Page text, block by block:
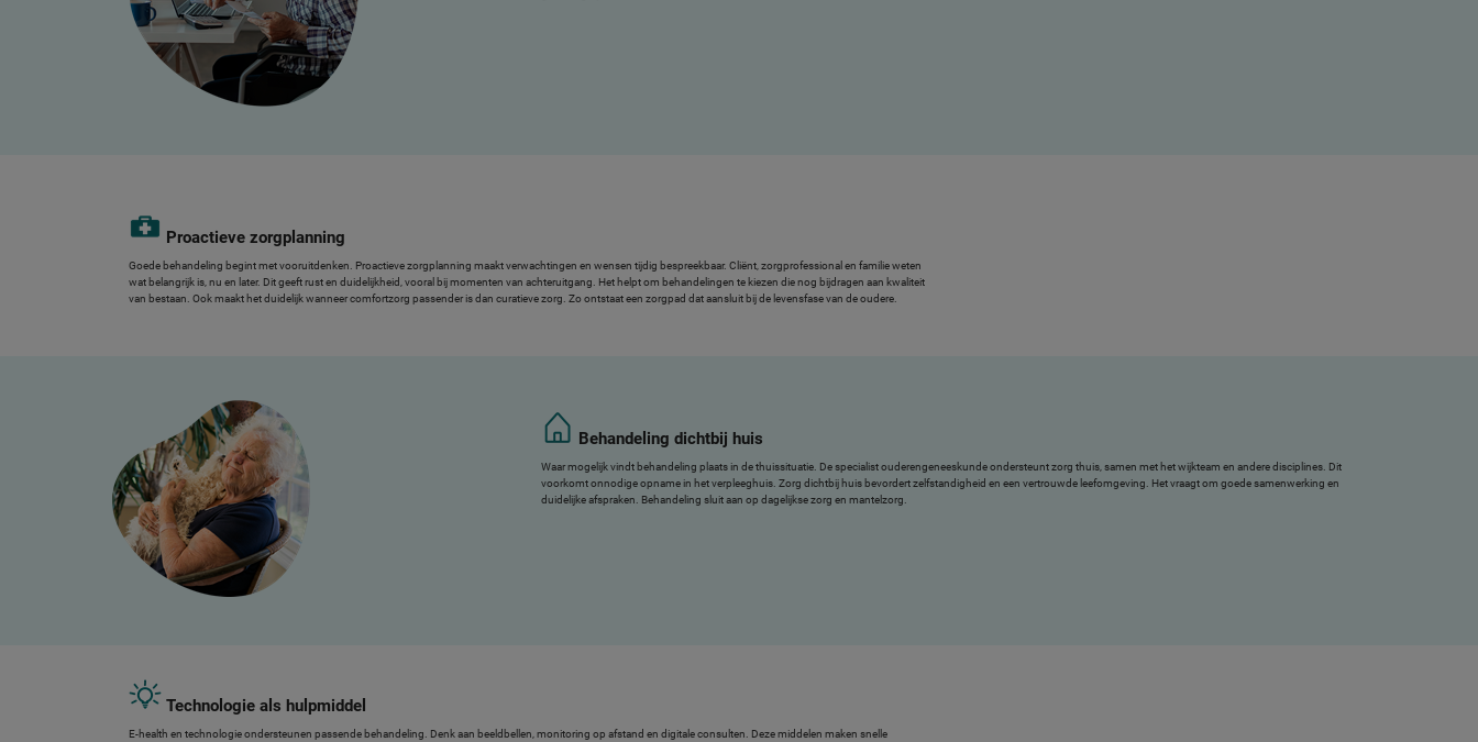
Proactieve zorgplanning
Goede behandeling begint met vooruitdenken. Proactieve zorgplanning maakt verwachtingen en wensen tijdig bespreekbaar. Cliënt, zorgprofessional en familie weten
wat belangrijk is, nu en later. Dit geeft rust en duidelijkheid, vooral bij momenten van achteruitgang. Het helpt om behandelingen te kiezen die nog bijdragen aan kwaliteit
van bestaan. Ook maakt het duidelijk wanneer comfortzorg passender is dan curatieve zorg. Zo ontstaat een zorgpad dat aansluit bij de levensfase van de oudere.
Behandeling dichtbij huis
Waar mogelijk vindt behandeling plaats in de thuissituatie. De specialist ouderengeneeskunde ondersteunt zorg thuis, samen met het wijkteam en andere disciplines. Dit
voorkomt onnodige opname in het verpleeghuis. Zorg dichtbij huis bevordert zelfstandigheid en een vertrouwde leefomgeving. Het vraagt om goede samenwerking en
duidelijke afspraken. Behandeling sluit aan op dagelijkse zorg en mantelzorg.
Technologie als hulpmiddel
E-health en technologie ondersteunen passende behandeling. Denk aan beeldbellen, monitoring op afstand en digitale consulten. Deze middelen maken snelle